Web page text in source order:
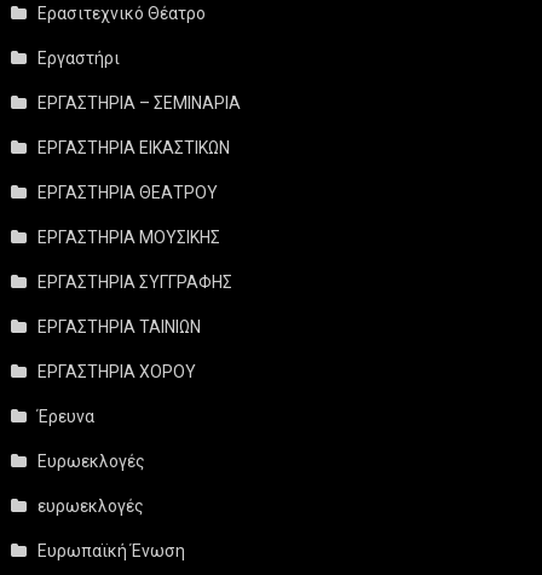
Ερασιτεχνικό Θέατρο
Εργαστήρι
ΕΡΓΑΣΤΗΡΙΑ – ΣΕΜΙΝΑΡΙΑ
ΕΡΓΑΣΤΗΡΙΑ ΕΙΚΑΣΤΙΚΩΝ
ΕΡΓΑΣΤΗΡΙΑ ΘΕΑΤΡΟΥ
ΕΡΓΑΣΤΗΡΙΑ ΜΟΥΣΙΚΗΣ
ΕΡΓΑΣΤΗΡΙΑ ΣΥΓΓΡΑΦΗΣ
ΕΡΓΑΣΤΗΡΙΑ ΤΑΙΝΙΩΝ
ΕΡΓΑΣΤΗΡΙΑ ΧΟΡΟΥ
Έρευνα
Ευρωεκλογές
ευρωεκλογές
Ευρωπαϊκή Ένωση